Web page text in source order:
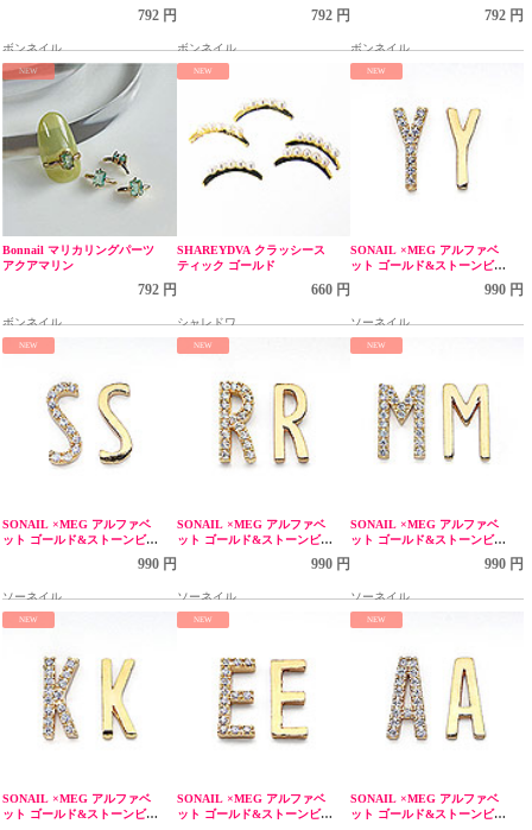
792 円
ボンネイル
792 円
ボンネイル
792 円
ボンネイル
NEW
Bonnail マリカリングパーツ
アクアマリン
792 円
ボンネイル
NEW
SHAREYDVA クラッシース
ティック ゴールド
660 円
シャレドワ
NEW
SONAIL ×MEG アルファベ
ット ゴールド&ストーンビジ
ュー Yセット MEG000279
990 円
ソーネイル
NEW
SONAIL ×MEG アルファベ
ット ゴールド&ストーンビジ
ュー Sセット MEG000278
990 円
ソーネイル
NEW
SONAIL ×MEG アルファベ
ット ゴールド&ストーンビジ
ュー Rセット MEG000283
990 円
ソーネイル
NEW
SONAIL ×MEG アルファベ
ット ゴールド&ストーンビジ
ュー Mセット MEG000281
990 円
ソーネイル
NEW
SONAIL ×MEG アルファベ
ット ゴールド&ストーンビジ
NEW
SONAIL ×MEG アルファベ
ット ゴールド&ストーンビジ
NEW
SONAIL ×MEG アルファベ
ット ゴールド&ストーンビジ